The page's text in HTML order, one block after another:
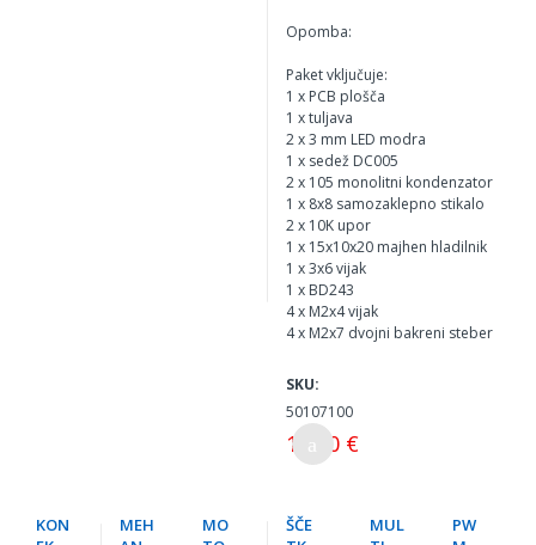
Opomba:
Paket vključuje:
1 x PCB plošča
1 x tuljava
2 x 3 mm LED modra
1 x sedež DC005
2 x 105 monolitni kondenzator
1 x 8x8 samozaklepno stikalo
2 x 10K upor
1 x 15x10x20 majhen hladilnik
1 x 3x6 vijak
1 x BD243
4 x M2x4 vijak
4 x M2x7 dvojni bakreni steber
SKU:
50107100
10,00 €
KON
MEH
MO
ŠČE
MUL
PW